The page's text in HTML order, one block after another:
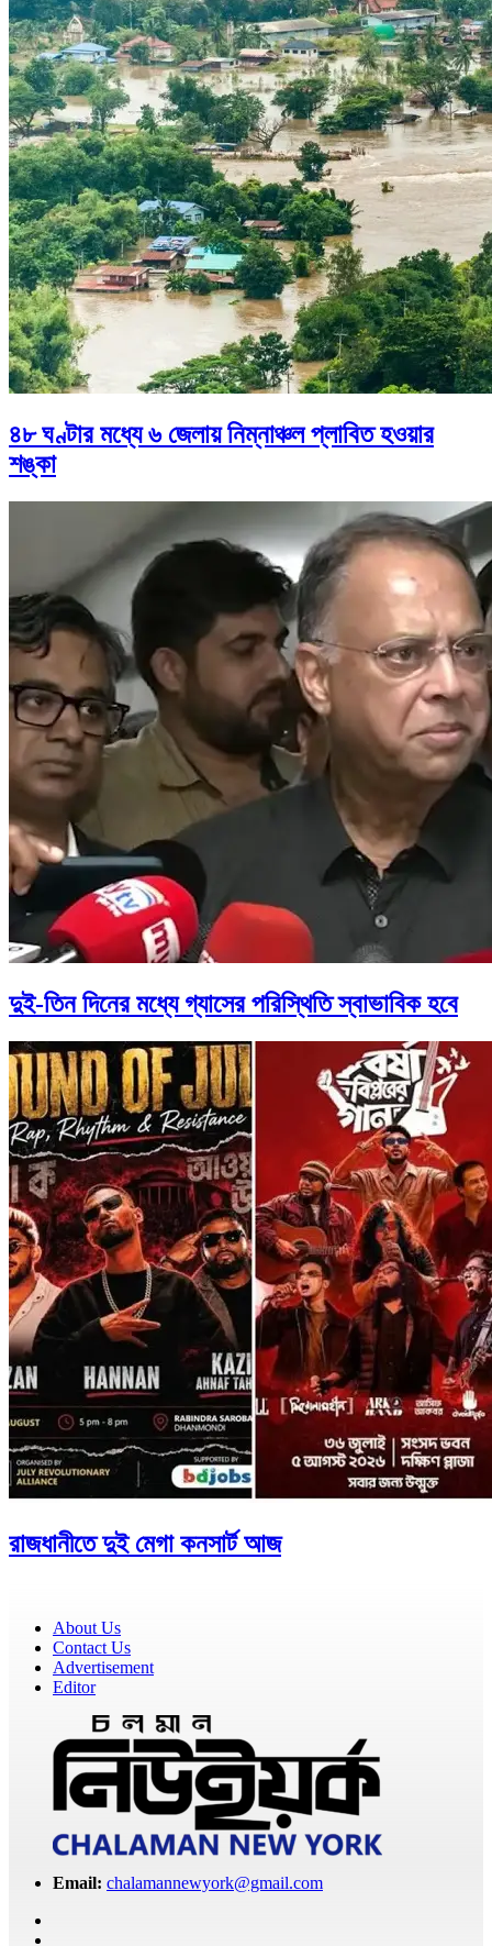
৪৮ ঘণ্টার মধ্যে ৬ জেলায় নিম্নাঞ্চল প্লাবিত হওয়ার
শঙ্কা
দুই-তিন দিনের মধ্যে গ্যাসের পরিস্থিতি স্বাভাবিক হবে
রাজধানীতে দুই মেগা কনসার্ট আজ
About Us
Contact Us
Advertisement
Editor
Email: chalamannewyork@gmail.com